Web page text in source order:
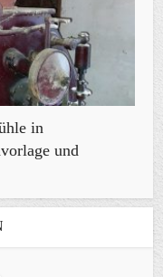
in
und